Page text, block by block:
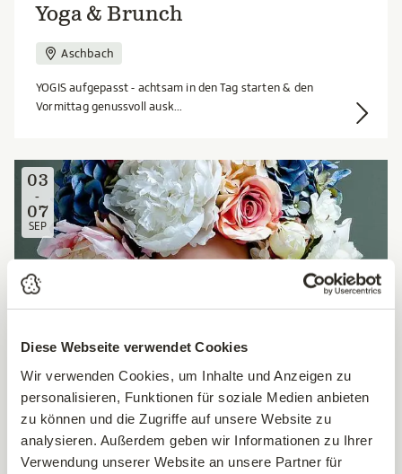
Diese Webseite verwendet Cookies
Wir verwenden Cookies, um Inhalte und Anzeigen zu
personalisieren, Funktionen für soziale Medien anbieten
zu können und die Zugriffe auf unsere Website zu
analysieren. Außerdem geben wir Informationen zu Ihrer
Verwendung unserer Website an unsere Partner für
Yoga & Brunch
Aschbach
YOGIS aufgepasst - achtsam in den Tag starten & den
Vormittag genussvoll ausk...
03
-
07
SEP
DO, 03.09.2026 | 09:00–18:00
FR, 04.09.2026 | 09:00–18:00